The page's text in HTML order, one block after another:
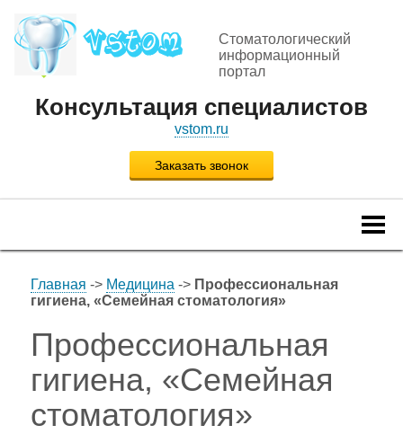
Стоматологический
информационный
портал
Консультация специалистов
vstom.ru
Заказать звонок
Главная -> Медицина -> Профессиональная
гигиена, «Семейная стоматология»
Профессиональная
гигиена, «Семейная
стоматология»